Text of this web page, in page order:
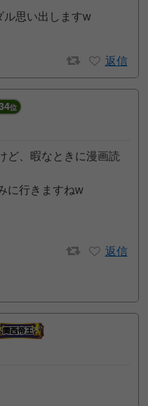
ル思い出しますw
返信
位
ど、暇なときに漫画読
に行きますねw
返信